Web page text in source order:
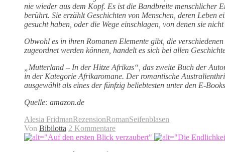
nie wieder aus dem Kopf. Es ist die Bandbreite menschlicher
berührt. Sie erzählt Geschichten von Menschen, deren Leben
gesucht haben, oder die Wege einschlagen, von denen sie
Obwohl es in ihren Romanen Elemente gibt, die
zugeordnet werden können, handelt es sich bei allen
„Mutterland – In der Hitze Afrikas“, das zweite Buch der
in der Kategorie Afrikaromane. Der romantische
ausgewählt als eines der fünfzig beliebtesten unter den E-
Quelle: amazon.de
Alesia FridmanRezensionRomanSeifenblasen
Von Bibilotta 2 Kommentare